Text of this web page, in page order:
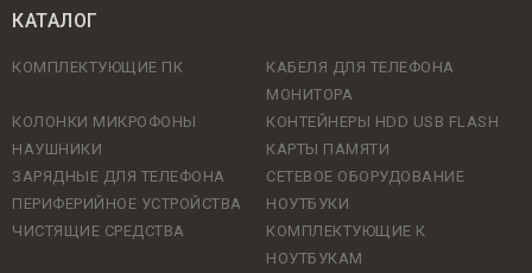
КАТАЛОГ
КОМПЛЕКТУЮЩИЕ ПК
КАБЕЛЯ ДЛЯ ТЕЛЕФОНА
МОНИТОРА
КОЛОНКИ МИКРОФОНЫ
НАУШНИКИ
КОНТЕЙНЕРЫ HDD USB FLASH
КАРТЫ ПАМЯТИ
ЗАРЯДНЫЕ ДЛЯ ТЕЛЕФОНА
СЕТЕВОЕ ОБОРУДОВАНИЕ
ПЕРИФЕРИЙНОЕ УСТРОЙСТВА
НОУТБУКИ
ЧИСТЯЩИЕ СРЕДСТВА
КОМПЛЕКТУЮЩИЕ К
НОУТБУКАМ